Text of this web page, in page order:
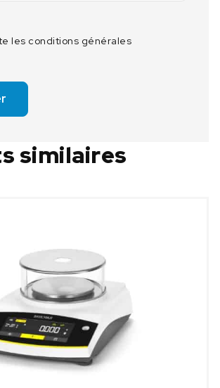
les conditions générales
similaires